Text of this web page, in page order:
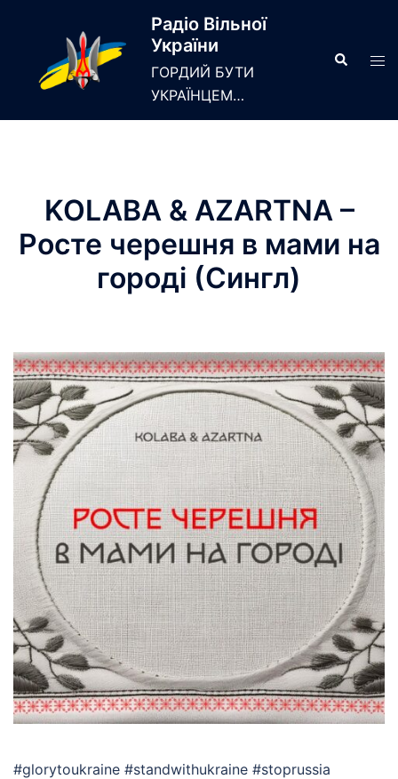
Радіо Вільної
України
ГОРДИЙ БУТИ
УКРАЇНЦЕМ…
Search
KOLABA & AZARTNA –
Росте черешня в мами на
городі (Сингл)
#glorytoukraine #standwithukraine #stoprussia